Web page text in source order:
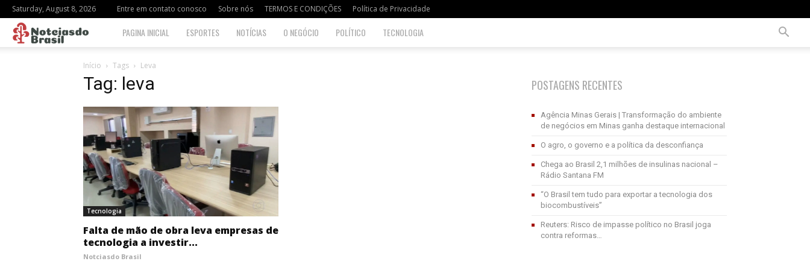
Saturday, August 8, 2026 Entre em contato conosco Sobre nós TERMOS E CONDIÇÕES Política de Privacidade
Notciasdo
Brasil
PAGINA INICIAL ESPORTES NOTÍCIAS O NEGÓCIO POLÍTICO TECNOLOGIA
Início Tags Leva
Tag: leva
Tecnologia
Falta de mão de obra leva empresas de
tecnologia a investir...
Notciasdo Brasil
POSTAGENS RECENTES
Agência Minas Gerais | Transformação do ambiente
de negócios em Minas ganha destaque internacional
O agro, o governo e a política da desconfiança
Chega ao Brasil 2,1 milhões de insulinas nacional –
Rádio Santana FM
“O Brasil tem tudo para exportar a tecnologia dos
biocombustíveis”
Reuters: Risco de impasse político no Brasil joga
contra reformas…